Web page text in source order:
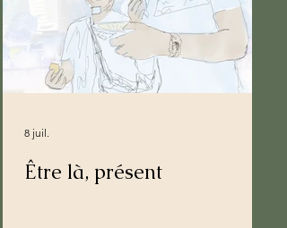
Être là, présent
8 juil.